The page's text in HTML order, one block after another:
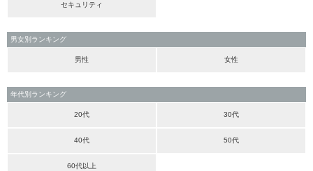
セキュリティ
男女別ランキング
男性 女性
年代別ランキング
20代 30代
40代 50代
60代以上